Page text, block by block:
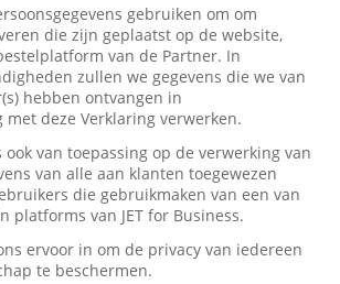
gebruiken om om
die zijn geplaatst op de website,
van de Partner. In
zullen we gegevens die we van
hebben ontvangen in
met deze Verklaring verwerken.
ook van toepassing op de verwerking van
van alle aan klanten toegewezen
die gebruikmaken van een van
platforms van JET for Business.
ervoor in om de privacy van iedereen
te beschermen.